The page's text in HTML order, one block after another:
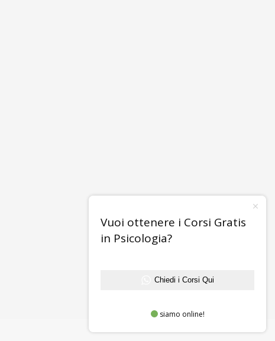
Vuoi ottenere i Corsi Gratis
in Psicologia?
Chiedi i Corsi Qui
siamo online!